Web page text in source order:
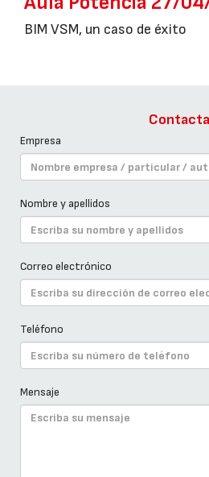
BIM VSM, un caso de éxito
Empresa
Nombre y apellidos
Correo electrónico
Teléfono
Mensaje